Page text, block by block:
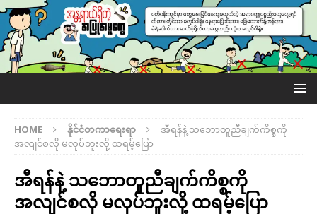
HOME နိုင်ငံတကာရေးရာ
အီရန်နဲ့ သဘောတူညီချက်ကိစ္စကို
အလျင်စလို မလုပ်ဘူးလို့ ထရမ့်ပြော
အီရန်နဲ့ သဘောတူညီချက်ကိစ္စကို
အလျင်စလို မလုပ်ဘူးလို့ ထရမ့်ပြော